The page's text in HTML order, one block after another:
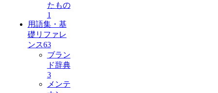
たもの
1
用語集・基
礎リファレ
ンス63
ブラン
ド辞典
3
メンテ